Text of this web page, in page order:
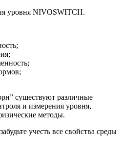
уровня NIVOSWITCH.
существуют различные
и измерения уровня,
методы.
учесть все свойства среды